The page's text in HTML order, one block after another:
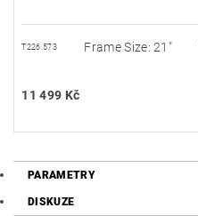
T226.573 Frame Size: 21"
11 499 Kč
PARAMETRY
DISKUZE